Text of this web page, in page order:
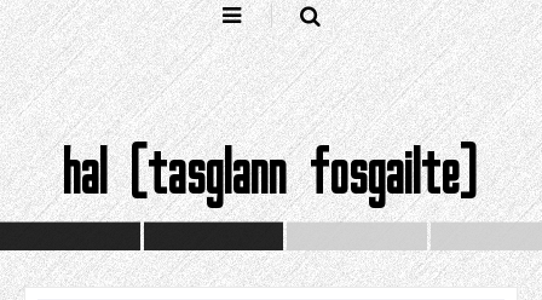
hal (tasglann fosgailte)